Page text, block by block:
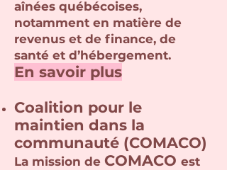
aînées québécoises,
notamment en matière de
revenus et de finance, de
santé et d’hébergement.
En savoir plus
Coalition pour le
maintien dans la
communauté (COMACO)
La mission de COMACO est